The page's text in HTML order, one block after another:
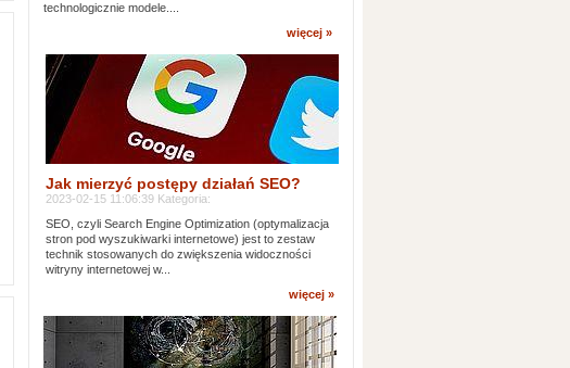
technologicznie modele....
więcej »
Jak mierzyć postępy działań SEO?
2023-02-15 11:06:39 Kategoria:
SEO, czyli Search Engine Optimization (optymalizacja
stron pod wyszukiwarki internetowe) jest to zestaw
technik stosowanych do zwiększenia widoczności
witryny internetowej w...
więcej »